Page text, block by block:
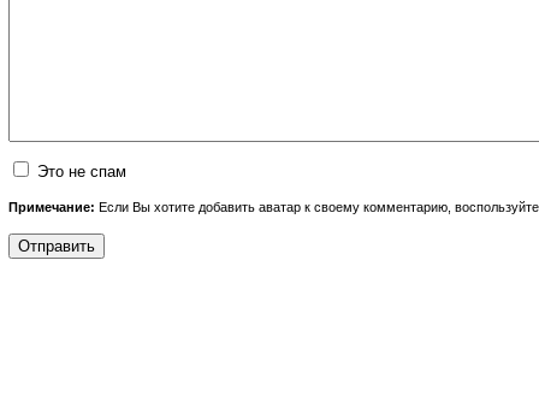
Это не спам
Примечание: Если Вы хотите добавить аватар к своему комментарию,